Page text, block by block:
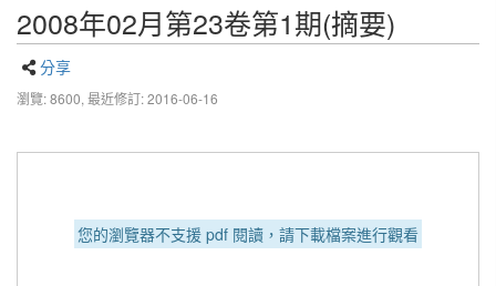
2008年02月第23卷第1期(摘要)
分享
瀏覽: 8600, 最近修訂: 2016-06-16
您的瀏覽器不支援 pdf 閱讀，請下載檔案進行觀看